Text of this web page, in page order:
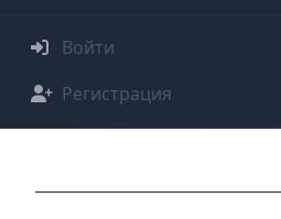
Войти
Регистрация